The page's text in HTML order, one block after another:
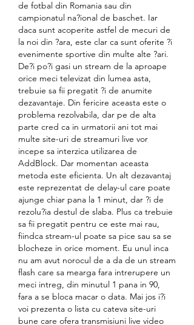
de fotbal din Romania sau din
campionatul na?ional de baschet. Iar
daca sunt acoperite astfel de mecuri de
la noi din ?ara, este clar ca sunt oferite ?i
evenimente sportive din multe alte ?ari.
De?i po?i gasi un stream de la aproape
orice meci televizat din lumea asta,
trebuie sa fii pregatit ?i de anumite
dezavantaje. Din fericire aceasta este o
problema rezolvabila, dar pe de alta
parte cred ca in urmatorii ani tot mai
multe site-uri de streamuri live vor
incepe sa interzica utilizarea de
AddBlock. Dar momentan aceasta
metoda este eficienta. Un alt dezavantaj
este reprezentat de delay-ul care poate
ajunge chiar pana la 1 minut, dar ?i de
rezolu?ia destul de slaba. Plus ca trebuie
sa fii pregatit pentru ce este mai rau,
fiindca stream-ul poate sa pice sau sa se
blocheze in orice moment. Eu unul inca
nu am avut norocul de a da de un stream
flash care sa mearga fara intrerupere un
meci intreg, din minutul 1 pana in 90,
fara a se bloca macar o data. Mai jos i?i
voi prezenta o lista cu cateva site-uri
bune care ofera transmisiuni live video